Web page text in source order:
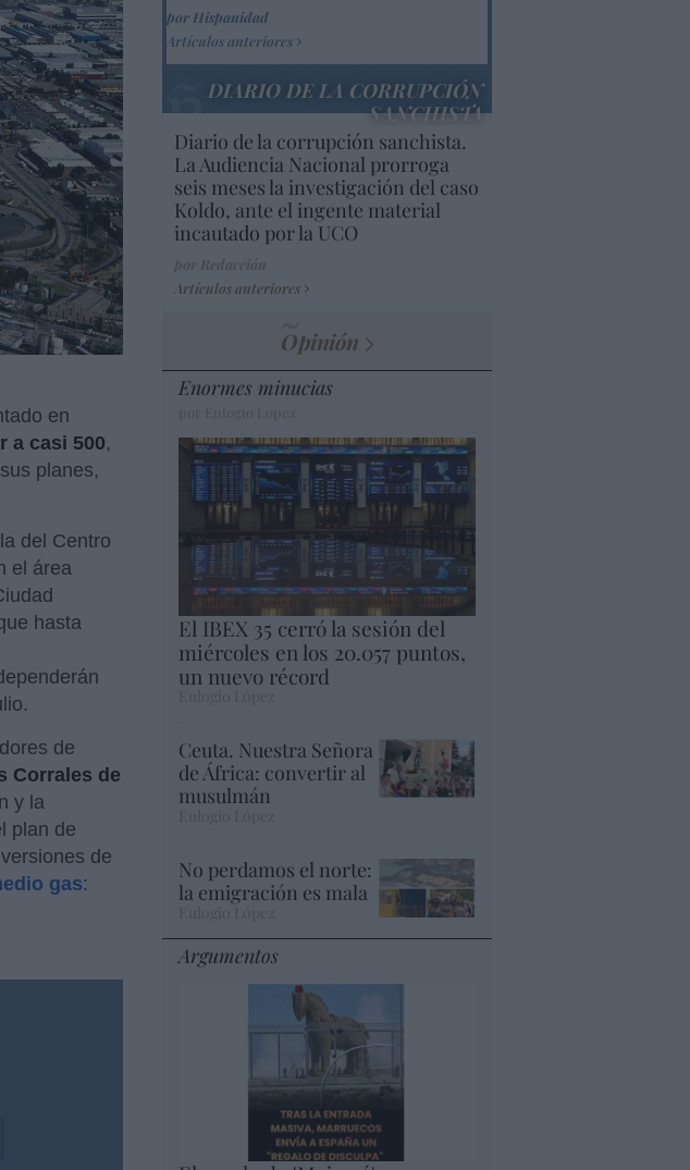
en
a casi 500,
planes,
del Centro
el área
hasta
de
Corrales de
y la
plan de
de
gas​:
por Hispanidad
Artículos anteriores
DIARIO DE LA CORRUPCIÓN
SANCHISTA
Diario de la corrupción sanchista.
La Audiencia Nacional prorroga
seis meses la investigación del caso
Koldo, ante el ingente material
incautado por la UCO
Artículos anteriores
Opinión
Enormes minucias
El IBEX 35 cerró la sesión del
miércoles en los 20.057 puntos,
un nuevo récord
Ceuta. Nuestra Señora
de África: convertir al
musulmán
No perdamos el norte:
la emigración es mala
Argumentos